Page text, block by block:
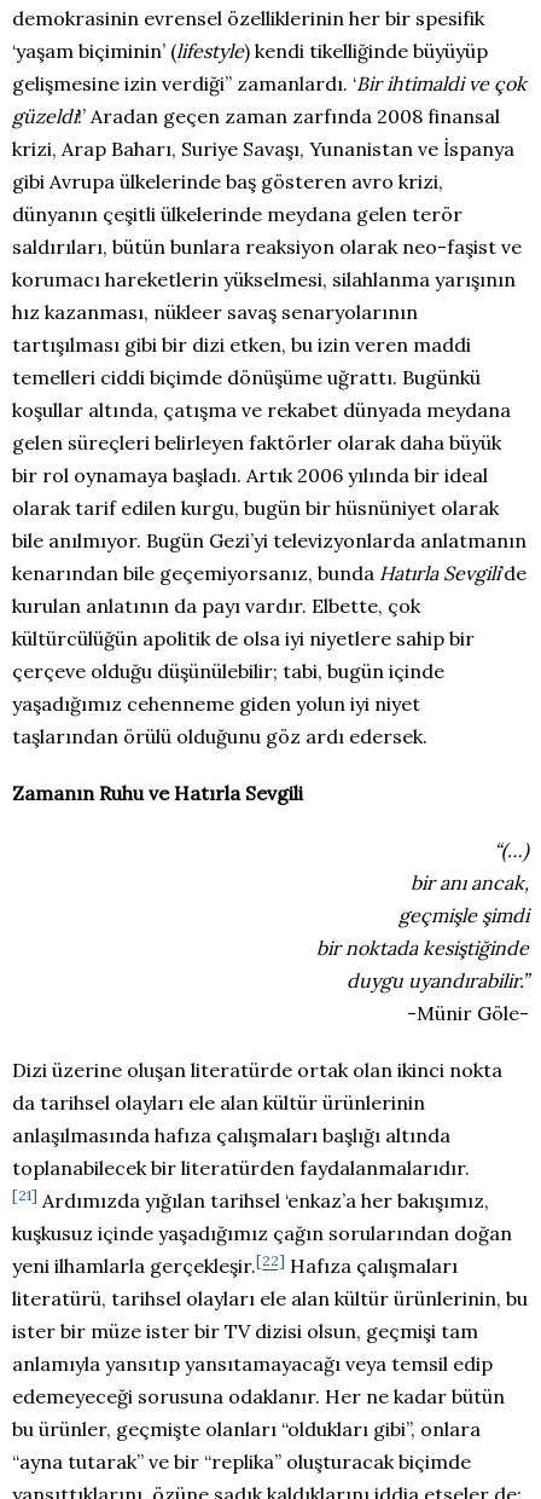
demokrasinin evrensel özelliklerinin her bir spesifik
‘yaşam biçiminin’ (lifestyle) kendi tikelliğinde büyüyüp
gelişmesine izin verdiği” zamanlardı. ‘Bir ihtimaldi ve çok
güzeldi!’ Aradan geçen zaman zarfında 2008 finansal
krizi, Arap Baharı, Suriye Savaşı, Yunanistan ve İspanya
gibi Avrupa ülkelerinde baş gösteren avro krizi,
dünyanın çeşitli ülkelerinde meydana gelen terör
saldırıları, bütün bunlara reaksiyon olarak neo-faşist ve
korumacı hareketlerin yükselmesi, silahlanma yarışının
hız kazanması, nükleer savaş senaryolarının
tartışılması gibi bir dizi etken, bu izin veren maddi
temelleri ciddi biçimde dönüşüme uğrattı. Bugünkü
koşullar altında, çatışma ve rekabet dünyada meydana
gelen süreçleri belirleyen faktörler olarak daha büyük
bir rol oynamaya başladı. Artık 2006 yılında bir ideal
olarak tarif edilen kurgu, bugün bir hüsnüniyet olarak
bile anılmıyor. Bugün Gezi’yi televizyonlarda anlatmanın
kenarından bile geçemiyorsanız, bunda Hatırla Sevgili’de
kurulan anlatının da payı vardır. Elbette, çok
kültürcülüğün apolitik de olsa iyi niyetlere sahip bir
çerçeve olduğu düşünülebilir; tabi, bugün içinde
yaşadığımız cehenneme giden yolun iyi niyet
taşlarından örülü olduğunu göz ardı edersek.
Zamanın Ruhu ve Hatırla Sevgili
“(…)
bir anı ancak,
geçmişle şimdi
bir noktada kesiştiğinde
duygu uyandırabilir.”
-Münir Göle-
Dizi üzerine oluşan literatürde ortak olan ikinci nokta
da tarihsel olayları ele alan kültür ürünlerinin
anlaşılmasında hafıza çalışmaları başlığı altında
toplanabilecek bir literatürden faydalanmalarıdır.
[21] Ardımızda yığılan tarihsel ‘enkaz’a her bakışımız,
kuşkusuz içinde yaşadığımız çağın sorularından doğan
yeni ilhamlarla gerçekleşir.[22] Hafıza çalışmaları
literatürü, tarihsel olayları ele alan kültür ürünlerinin, bu
ister bir müze ister bir TV dizisi olsun, geçmişi tam
anlamıyla yansıtıp yansıtamayacağı veya temsil edip
edemeyeceği sorusuna odaklanır. Her ne kadar bütün
bu ürünler, geçmişte olanları “oldukları gibi”, onlara
“ayna tutarak” ve bir “replika” oluşturacak biçimde